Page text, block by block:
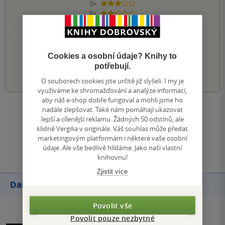
0×
3 hvězdičky
0×
2 hvězdičky
1 hvezdička
3 4 5
Zobrazit všechna hodnocení
Přidat hodnocení
Další knihy autora
Cookies a osobní údaje? Knihy to
potřebují.
O souborech cookies jste určitě již slyšeli. I my je
využíváme ke shromažďování a analýze informací,
aby náš e-shop dobře fungoval a mohli jsme ho
nadále zlepšovat. Také nám pomáhají ukazovat
lepší a cílenější reklamu. Žádných 50 odstínů, ale
klidně Vergilia v originále. Váš souhlas může předat
marketingovým platformám i některé vaše osobní
údaje. Ale vše bedlivě hlídáme. Jako naši vlastní
knihovnu!
Zjistit více
Povolit vše
Povolit pouze nezbytné